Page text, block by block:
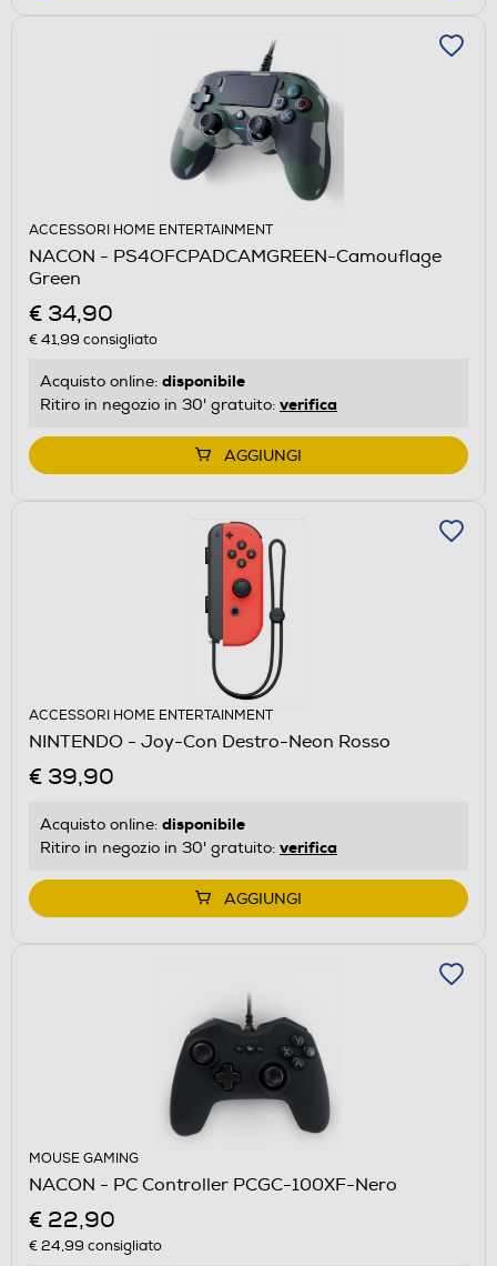
ACCESSORI HOME ENTERTAINMENT
NACON - PS4OFCPADCAMGREEN-Camouflage
Green
€ 34,90
€ 41,99 consigliato
Acquisto online: disponibile
Ritiro in negozio in 30' gratuito: verifica
AGGIUNGI
ACCESSORI HOME ENTERTAINMENT
NINTENDO - Joy-Con Destro-Neon Rosso
€ 39,90
Acquisto online: disponibile
Ritiro in negozio in 30' gratuito: verifica
AGGIUNGI
MOUSE GAMING
NACON - PC Controller PCGC-100XF-Nero
€ 22,90
€ 24,99 consigliato